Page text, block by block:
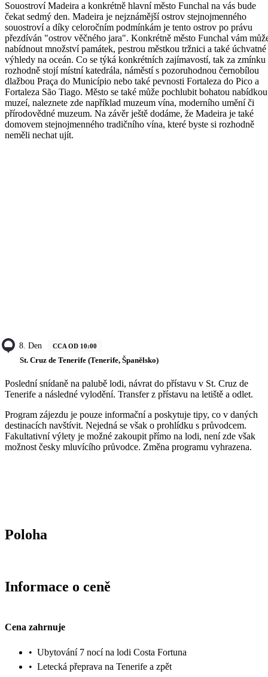
Souostroví Madeira a konkrétně hlavní město Funchal na vás bude
čekat sedmý den. Madeira je nejznámější ostrov stejnojmenného
souostroví a díky celoročním podmínkám je tento ostrov po právu
přezdíván "ostrov věčného jara". Konkrétně město Funchal vám
nabídnout množství památek, pestrou městkou tržnici a také úchvatné
výhledy na oceán. Co se týká konkrétních zajímavostí, tak za zmínku
rozhodně stojí místní katedrála, náměstí s pozoruhodnou černobílou
dlažbou Praça do Município nebo také pevnosti Fortaleza do Pico a
Fortaleza São Tiago. Město se také může pochlubit bohatou nabídkou
muzeí, naleznete zde například muzeum vína, moderního umění či
přírodovědné muzeum. Na závěr ještě dodáme, že Madeira je také
domovem stejnojmenného tradičního vína, které byste si rozhodně
neměli nechat ujít.
8. Den CCA OD 10:00
St. Cruz de Tenerife (Tenerife, Španělsko)
Poslední snídaně na palubě lodi, návrat do přístavu v St. Cruz de
Tenerife a následné vylodění. Transfer z přístavu na letiště a odlet.
Program zájezdu je pouze informační a poskytuje tipy, co v daných
destinacích navštívit. Nejedná se však o prohlídku s průvodcem.
Fakultativní výlety je možné zakoupit přímo na lodi, není zde však
možnost česky mluvícího průvodce. Změna programu vyhrazena.
Poloha
Informace o ceně
Cena zahrnuje
• Ubytování 7 nocí na lodi Costa Fortuna
• Letecká přeprava na Tenerife a zpět